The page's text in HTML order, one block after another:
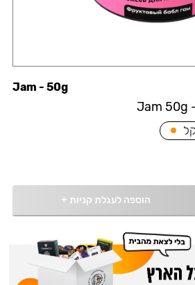
Jam 50g
Jam - 50g
קל
הוספה לעגלת קניות +